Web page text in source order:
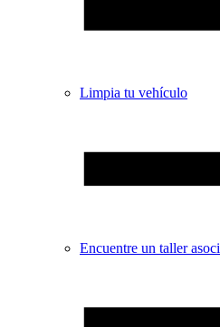
Limpia tu vehículo
Encuentre un taller